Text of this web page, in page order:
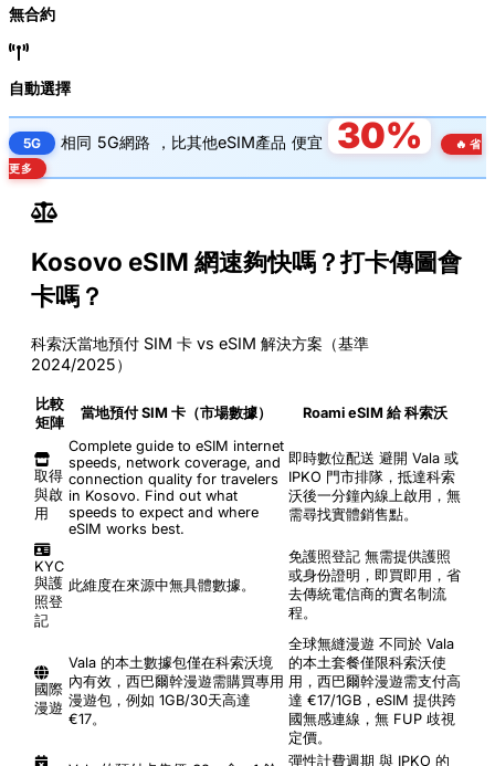
無合約
自動選擇
5G 相同 5G網路 ，比其他eSIM產品 便宜 30%
🔥 省
更多
Kosovo eSIM 網速夠快嗎？打卡傳圖會
卡嗎？
科索沃當地預付 SIM 卡 vs eSIM 解決方案（基準
2024/2025）
比較
矩陣
當地預付 SIM 卡（市場數據） Roami eSIM 給 科索沃
取得
與啟
用
Complete guide to eSIM internet
speeds, network coverage, and
connection quality for travelers
in Kosovo. Find out what
speeds to expect and where
eSIM works best.
即時數位配送 避開 Vala 或
IPKO 門市排隊，抵達科索
沃後一分鐘內線上啟用，無
需尋找實體銷售點。
KYC
與護
照登
記
此維度在來源中無具體數據。
免護照登記 無需提供護照
或身份證明，即買即用，省
去傳統電信商的實名制流
程。
國際
漫遊
Vala 的本土數據包僅在科索沃境
內有效，西巴爾幹漫遊需購買專用
漫遊包，例如 1GB/30天高達
€17。
全球無縫漫遊 不同於 Vala
的本土套餐僅限科索沃使
用，西巴爾幹漫遊需支付高
達 €17/1GB，eSIM 提供跨
國無感連線，無 FUP 歧視
定價。
彈性計費週期 與 IPKO 的